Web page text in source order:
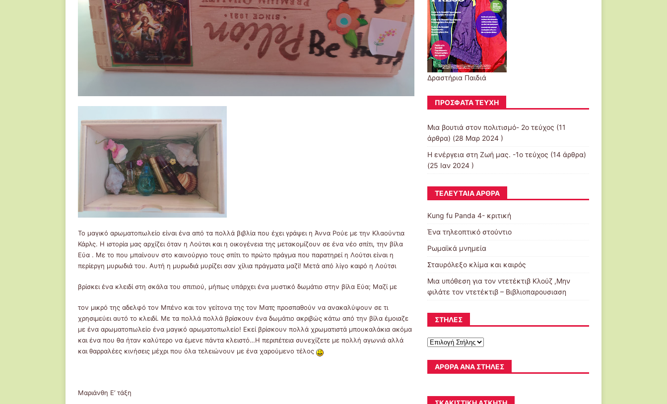
Το μαγικό αρωματοπωλείο είναι ένα από τα πολλά βιβλία που έχει γράψει η Άννα Ρούε με την Κλαούντια
Κάρλς. Η ιστορία μας αρχίζει όταν η Λούτσι και η οικογένεια της μετακομίζουν σε ένα νέο σπίτι, την βίλα
Εύα . Με το που μπαίνουν στο καινούργιο τους σπίτι το πρώτο πράγμα που παρατηρεί η Λούτσι είναι η
περίεργη μυρωδιά του. Αυτή η μυρωδιά μυρίζει σαν χίλια πράγματα μαζί! Μετά από λίγο καιρό η Λούτσι
βρίσκει ένα κλειδί στη σκάλα του σπιτιού, μήπως υπάρχει ένα μυστικό δωμάτιο στην βίλα Εύα; Μαζί με
τον μικρό της αδελφό τον Μπένο και τον γείτονα της τον Ματς προσπαθούν να ανακαλύψουν σε τι
χρησιμεύει αυτό το κλειδί. Με τα πολλά πολλά βρίσκουν ένα δωμάτιο ακριβώς κάτω από την βίλα έμοιαζε
με ένα αρωματοπωλείο ένα μαγικό αρωματοπωλείο! Εκεί βρίσκουν πολλά χρωματιστά μπουκαλάκια ακόμα
και ένα που θα ήταν καλύτερο να έμενε πάντα κλειστό…Η περιπέτεια συνεχίζετε με πολλή αγωνιά αλλά
και θαρραλέες κινήσεις μέχρι που όλα τελειώνουν με ένα χαρούμενο τέλος
Μαριάνθη Ε’ τάξη
Δραστήρια Παιδιά
ΠΡΌΣΦΑΤΑ ΤΕΎΧΗ
Μια βουτιά στον πολιτισμό- 2ο τεύχος (11
άρθρα) (28 Μαρ 2024 )
Η ενέργεια στη Ζωή μας. -1ο τεύχος (14 άρθρα)
(25 Ιαν 2024 )
ΤΕΛΕΥΤΑΊΑ ΆΡΘΡΑ
Kung fu Panda 4- κριτική
Ένα τηλεοπτικό στούντιο
Ρωμαϊκά μνημεία
Σταυρόλεξο κλίμα και καιρός
Μια υπόθεση για τον ντετέκτιβ Κλούζ ,Μην
φιλάτε τον ντετέκτιβ – Βιβλιοπαρουσιαση
ΣΤΉΛΕΣ
ΆΡΘΡΑ ΑΝΆ ΣΤΉΛΕΣ